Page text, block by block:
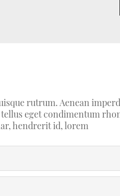
rutrum. Aenean
eget condimentum
hendrerit id, lorem